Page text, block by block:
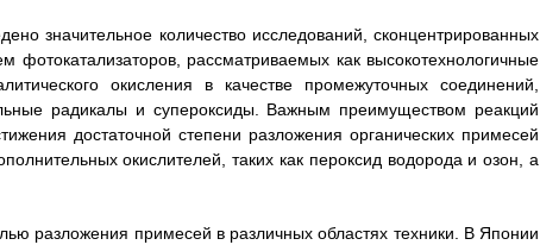
значительное количество исследований, сконцентрированных
фотокатализаторов, рассматриваемых как высокотехнологичные
окисления в качестве промежуточных соединений,
радикалы и супероксиды. Важным преимуществом реакций
достаточной степени разложения органических примесей
окислителей, таких как пероксид водорода и озон, а
разложения примесей в различных областях техники. В Японии